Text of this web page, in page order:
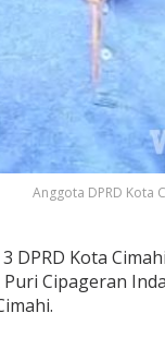
Anggota DPRD Kota
DPRD Kota
Cipageran